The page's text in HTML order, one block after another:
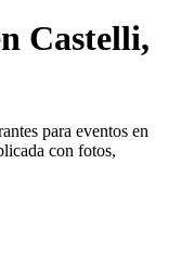
Castelli,
para eventos en
con fotos,